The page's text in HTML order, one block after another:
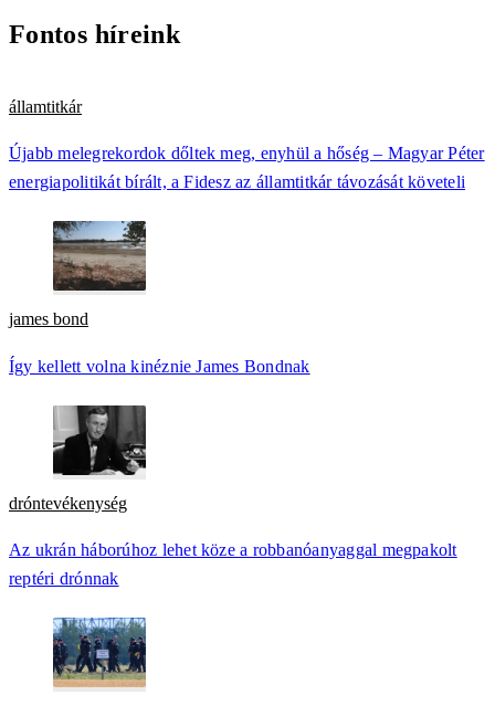
Fontos híreink
államtitkár
Újabb melegrekordok dőltek meg, enyhül a hőség – Magyar Péter
energiapolitikát bírált, a Fidesz az államtitkár távozását követeli
james bond
Így kellett volna kinéznie James Bondnak
dróntevékenység
Az ukrán háborúhoz lehet köze a robbanóanyaggal megpakolt
reptéri drónnak